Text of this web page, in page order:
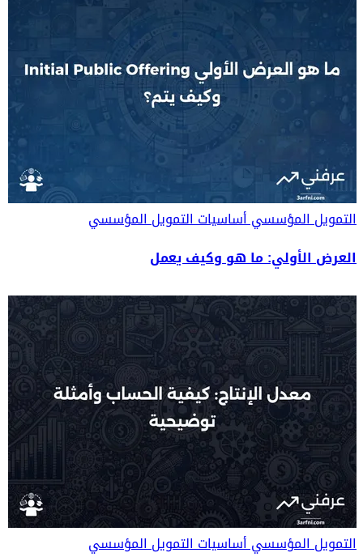
التمويل المؤسسيأساسيات التمويل المؤسسي
العرض الأولي: ما هو وكيف يعمل
التمويل المؤسسيأساسيات التمويل المؤسسي